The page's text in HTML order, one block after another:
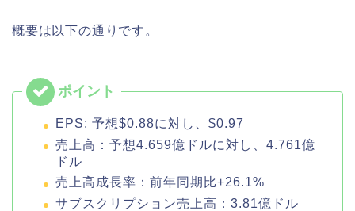
概要は以下の通りです。
EPS: 予想$0.88に対し、$0.97
売上高：予想4.659億ドルに対し、4.761億
ドル
売上高成長率：前年同期比+26.1%
サブスクリプション売上高：3.81億ドル